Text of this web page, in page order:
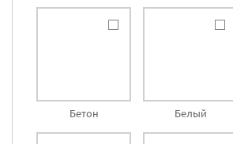
Бетон Белый